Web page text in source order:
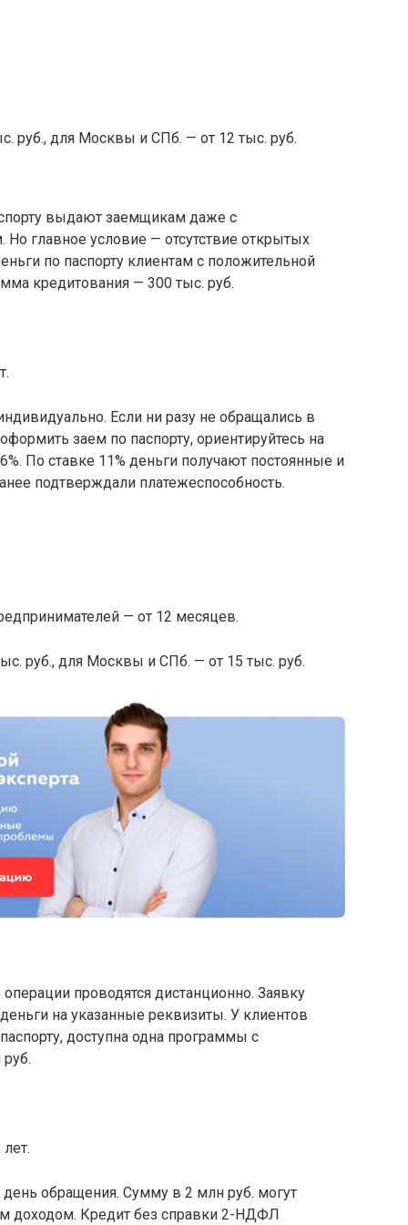
руб., для Москвы и СПб. — от 12 тыс. руб.
выдают заемщикам даже с
главное условие — отсутствие открытых
по паспорту клиентам с положительной
кредитования — 300 тыс. руб.
Если ни разу не обращались в
заем по паспорту, ориентируйтесь на
По ставке 11% деньги получают постоянные и
подтверждали платежеспособность.
— от 12 месяцев.
руб., для Москвы и СПб. — от 15 тыс. руб.
проводятся дистанционно. Заявку
на указанные реквизиты. У клиентов
доступна одна программы с
обращения. Сумму в 2 млн руб. могут
доходом. Кредит без справки 2-НДФЛ